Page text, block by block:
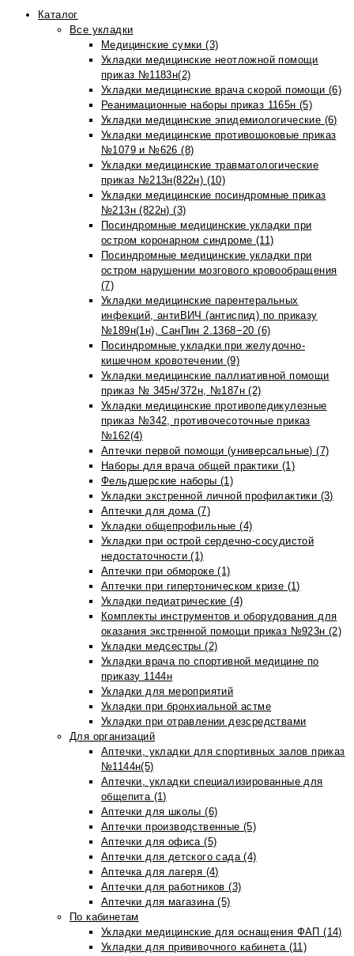
Каталог
Все укладки
Медицинские сумки (3)
Укладки медицинские неотложной помощи
приказ №1183н(2)
Укладки медицинские врача скорой помощи (6)
Реанимационные наборы приказ 1165н (5)
Укладки медицинские эпидемиологические (6)
Укладки медицинские противошоковые приказ
№1079 и №626 (8)
Укладки медицинские травматологические
приказ №213н(822н) (10)
Укладки медицинские посиндромные приказ
№213н (822н) (3)
Посиндромные медицинские укладки при
остром коронарном синдроме (11)
Посиндромные медицинские укладки при
остром нарушении мозгового кровообращения
(7)
Укладки медицинские парентеральных
инфекций, антиВИЧ (антиспид) по приказу
№189н(1н), СанПин 2.1368−20 (6)
Посиндромные укладки при желудочно-
кишечном кровотечении (9)
Укладки медицинские паллиативной помощи
приказ № 345н/372н, №187н (2)
Укладки медицинские противопедикулезные
приказ №342, противочесоточные приказ
№162(4)
Аптечки первой помощи (универсальные) (7)
Наборы для врача общей практики (1)
Фельдшерские наборы (1)
Укладки экстренной личной профилактики (3)
Аптечки для дома (7)
Укладки общепрофильные (4)
Укладки при острой сердечно-сосудистой
недостаточности (1)
Аптечки при обмороке (1)
Аптечки при гипертоническом кризе (1)
Укладки педиатрические (4)
Комплекты инструментов и оборудования для
оказания экстренной помощи приказ №923н (2)
Укладки медсестры (2)
Укладки врача по спортивной медицине по
приказу 1144н
Укладки для мероприятий
Укладки при бронхиальной астме
Укладки при отравлении дезсредствами
Для организаций
Аптечки, укладки для спортивных залов приказ
№1144н(5)
Аптечки, укладки специализированные для
общепита (1)
Аптечки для школы (6)
Аптечки производственные (5)
Аптечки для офиса (5)
Аптечки для детского сада (4)
Аптечка для лагеря (4)
Аптечки для работников (3)
Аптечки для магазина (5)
По кабинетам
Укладки медицинские для оснащения ФАП (14)
Укладки для прививочного кабинета (11)